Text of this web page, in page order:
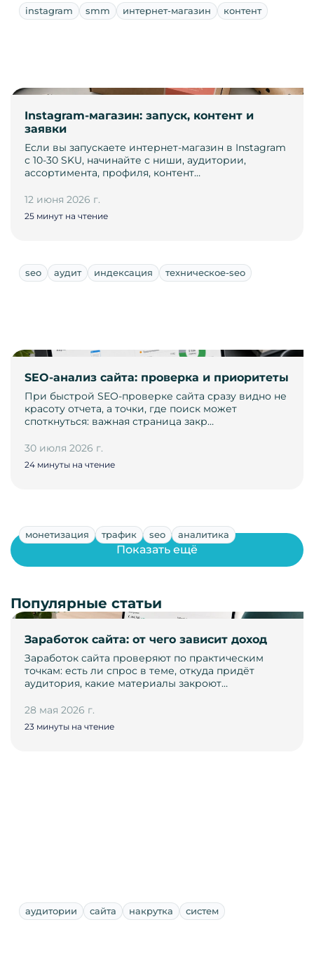
instagram smm интернет-магазин контент
Instagram-магазин: запуск, контент и
заявки
Если вы запускаете интернет-магазин в Instagram
с 10-30 SKU, начинайте с ниши, аудитории,
ассортимента, профиля, контент…
12 июня 2026 г.
25 минут на чтение
seo аудит индексация техническое-seo
SEO-анализ сайта: проверка и приоритеты
При быстрой SEO-проверке сайта сразу видно не
красоту отчета, а точки, где поиск может
споткнуться: важная страница закр…
30 июля 2026 г.
24 минуты на чтение
монетизация трафик seo аналитика
Заработок сайта: от чего зависит доход
Заработок сайта проверяют по практическим
точкам: есть ли спрос в теме, откуда придёт
аудитория, какие материалы закроют…
28 мая 2026 г.
23 минуты на чтение
Показать ещё
Популярные статьи
аудитории сайта накрутка систем